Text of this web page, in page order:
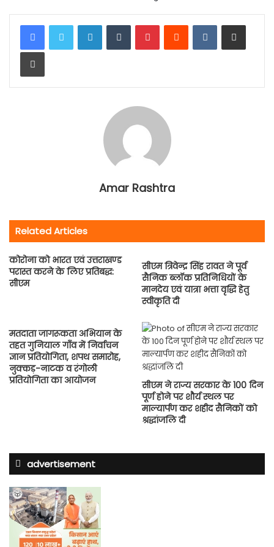
LinkedInTumblrPinterestReddit VKontakteShare via Email
Print
Amar Rashtra
Related Articles
कोरोना को भारत एवं उत्तराखण्ड
परास्त करने के लिए प्रतिबद्ध:
सीएम
सीएम त्रिवेन्द्र सिंह रावत ने पूर्व
सैनिक ब्लॉक प्रतिनिधियों के
मानदेय एवं यात्रा भत्ता वृद्धि हेतु
स्वीकृति दी
मतदाता जागरूकता अभियान के
तहत गुनियाल गाँव में निर्वाचन
ज्ञान प्रतियोगिता, शपथ समारोह,
नुक्कड़-नाटक व रंगोली
प्रतियोगिता का आयोजन
सीएम ने राज्य सरकार के 100 दिन
पूर्ण होने पर शौर्य स्थल पर
माल्यार्पण कर शहीद सैनिकों को
श्रद्धांजलि दी
advertisement